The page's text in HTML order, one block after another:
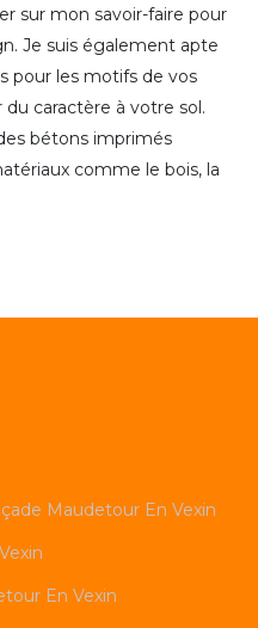
sur mon savoir-faire pour
Je suis également apte
pour les motifs de vos
caractère à votre sol.
bétons imprimés
comme le bois, la
Maudetour En Vexin
En Vexin